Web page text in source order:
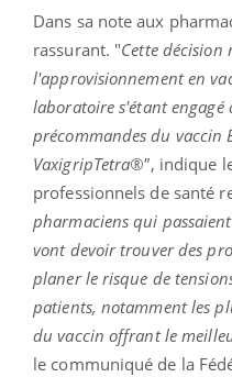
Dans sa note aux
rassurant. "Cette décision
l'approvisionnement en
laboratoire s'étant
précommandes du
VaxigripTetra®", indique
professionnels de santé
pharmaciens qui
vont devoir trouver des
planer le risque de
patients, notamment les
du vaccin offrant le
le communiqué de la